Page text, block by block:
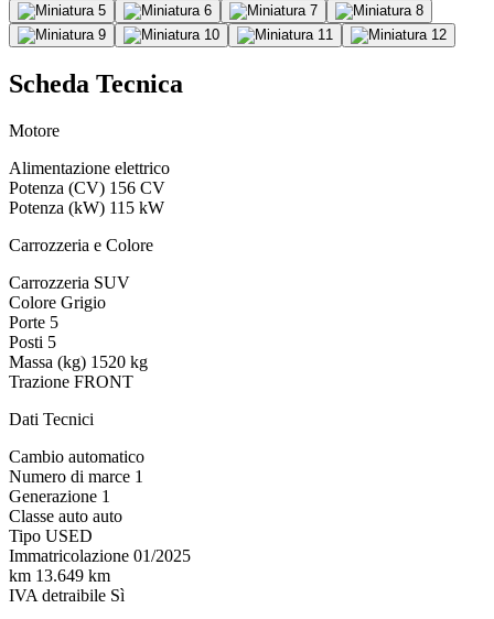
Scheda Tecnica
Motore
Alimentazione elettrico
Potenza (CV) 156 CV
Potenza (kW) 115 kW
Carrozzeria e Colore
Carrozzeria SUV
Colore Grigio
Porte 5
Posti 5
Massa (kg) 1520 kg
Trazione FRONT
Dati Tecnici
Cambio automatico
Numero di marce 1
Generazione 1
Classe auto auto
Tipo USED
Immatricolazione 01/2025
km 13.649 km
IVA detraibile Sì